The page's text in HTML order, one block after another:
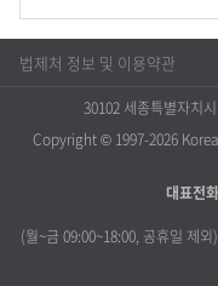
법제처 정보 및 이용약관
30102 세종특별자치
Copyright © 1997-2026
대표전화
(월~금 09:00~18:00, 공휴일 제